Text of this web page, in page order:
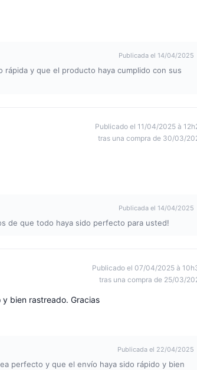
Publicada el 14/04/2025
rápida y que el producto haya cumplido con sus
Publicado el 11/04/2025 à
tras una compra de 30/03/
Publicada el 14/04/2025
de que todo haya sido perfecto para usted!
Publicado el 07/04/2025 à
tras una compra de 25/03/
bien rastreado. Gracias
Publicada el 22/04/2025
perfecto y que el envío haya sido rápido y bien